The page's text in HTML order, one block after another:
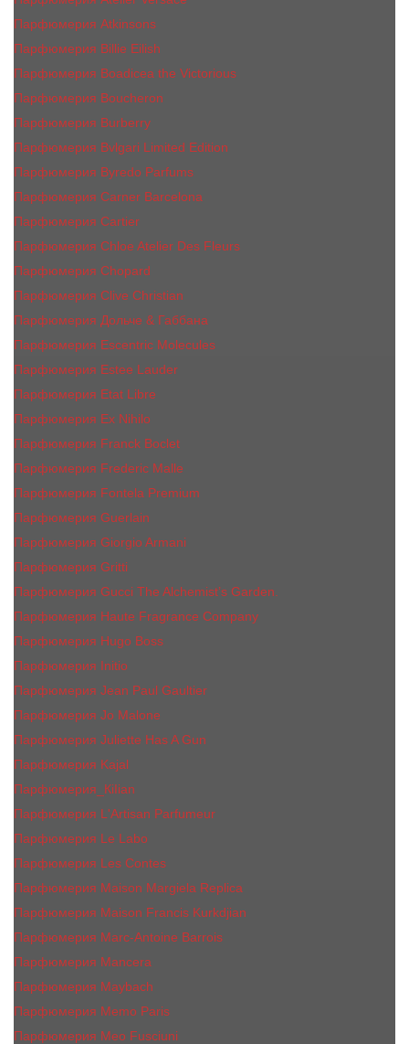
Парфюмерия Atkinsons
Парфюмерия Billie Eilish
Парфюмерия Boadicea the Victorious
Парфюмерия Boucheron
Парфюмерия Burberry
Парфюмерия Bvlgari Limited Edition
Парфюмерия Byredo Parfums
Парфюмерия Carner Barcelona
Парфюмерия Cartier
Парфюмерия Chloe Atelier Des Fleurs
Парфюмерия Сhopard
Парфюмерия Clive Christian
Парфюмерия Дольче & Габбана
Парфюмерия Escentric Molecules
Парфюмерия Estee Lаudеr
Парфюмерия Etat Libre
Парфюмерия Ex Nihilo
Парфюмерия Franck Boclet
Парфюмерия Frеderic Mаlle
Парфюмерия Fontela Premium
Парфюмерия Guerlain
Парфюмерия Giorgio Armani
Парфюмерия Gritti
Парфюмерия Gucci The Alchemist’s Garden.
Парфюмерия Haute Fragrance Company
Парфюмерия Hugo Boss
Парфюмерия Initio
Парфюмерия Jean Paul Gaultier
Парфюмерия Jо Malоnе
Парфюмерия Juliette Has A Gun
Парфюмерия Kajal
Парфюмерия_КiIiаn
Парфюмерия L'Artisan Parfumeur
Парфюмерия Le Labo
Парфюмерия Les Contes
Парфюмерия Maison Margiela Replica
Парфюмерия Maison Francis Kurkdjian
Парфюмерия Marc-Antoine Barrois
Парфюмерия Mancera
Парфюмерия Maybach
Парфюмерия Memo Paris
Парфюмерия Meo Fusciuni